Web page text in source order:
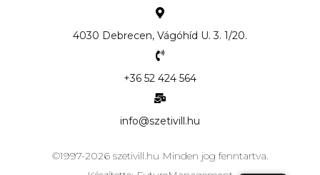
4030 Debrecen, Vágóhíd U. 3. 1/20.
+36 52 424 564
info@szetivill.hu
©1997-2026 szetivill.hu Minden jog fenntartva.